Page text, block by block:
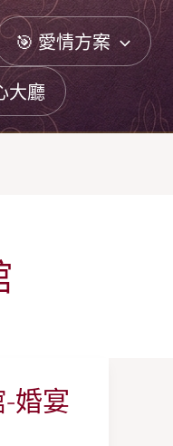
🎯 愛情方案
大廳
婚宴